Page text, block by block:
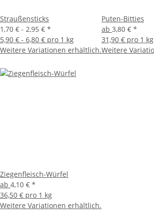
Straußensticks
1,70 € - 2,95 € *
5,90 € - 6,80 € pro 1 kg
Weitere Variationen erhältlich.
Puten-Bitties
ab 3,80 € *
31,90 € pro 1 kg
Weitere
Ziegenfleisch-Würfel
ab 4,10 € *
36,50 € pro 1 kg
Weitere Variationen erhältlich.